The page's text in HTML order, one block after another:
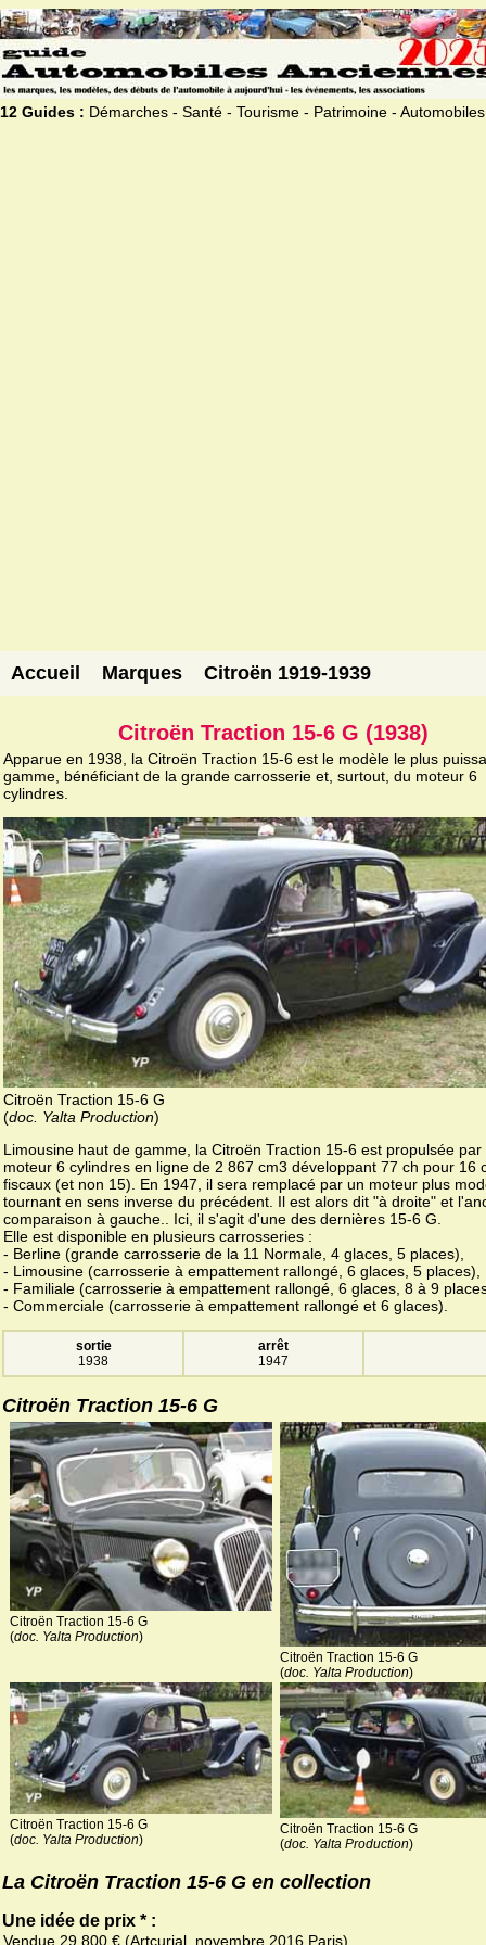
12 Guides : Démarches - Santé - Tourisme - Patrimoine - Automobiles
Accueil Marques Citroën 1919-1939
Citroën Traction 15-6 G (1938)
Apparue en 1938, la Citroën Traction 15-6 est le modèle le plus
gamme, bénéficiant de la grande carrosserie et, surtout, du moteur 6
cylindres.
Citroën Traction 15-6 G
(doc. Yalta Production)
Limousine haut de gamme, la Citroën Traction 15-6 est propulsée par
moteur 6 cylindres en ligne de 2 867 cm3 développant 77 ch pour 16
fiscaux (et non 15). En 1947, il sera remplacé par un moteur plus
tournant en sens inverse du précédent. Il est alors dit "à droite" et
comparaison à gauche.. Ici, il s'agit d'une des dernières 15-6 G.
Elle est disponible en plusieurs carrosseries :
- Berline (grande carrosserie de la 11 Normale, 4 glaces, 5 places),
- Limousine (carrosserie à empattement rallongé, 6 glaces, 5 places),
- Familiale (carrosserie à empattement rallongé, 6 glaces, 8 à 9
- Commerciale (carrosserie à empattement rallongé et 6 glaces).
sortie
1938
arrêt
1947
Citroën Traction 15-6 G
Citroën Traction 15-6 G
(doc. Yalta Production)
Citroën Traction 15-6 G
(doc. Yalta Production)
Citroën Traction 15-6 G
(doc. Yalta Production)
Citroën Traction 15-6 G
(doc. Yalta Production)
La Citroën Traction 15-6 G en collection
Une idée de prix * :
Vendue 29 800 € (Artcurial, novembre 2016 Paris)